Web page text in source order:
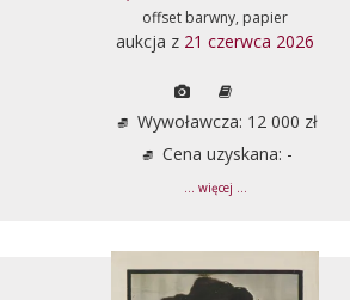
offset barwny, papier
aukcja z 21 czerwca 2026
Wywoławcza: 12 000 zł
Cena uzyskana: -
... więcej ...